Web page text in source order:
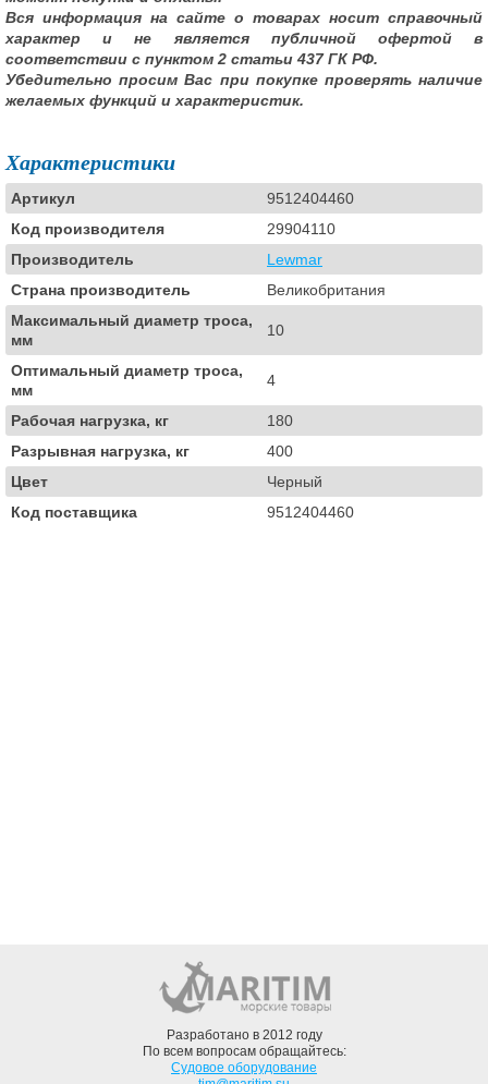
Вся информация на сайте о товарах носит справочный
характер и не является публичной офертой в
соответствии с пунктом 2 статьи 437 ГК РФ.
Убедительно просим Вас при покупке проверять наличие
желаемых функций и характеристик.
Характеристики
Артикул
9512404460
Код производителя
29904110
Производитель
Lewmar
Страна производитель
Великобритания
Максимальный диаметр троса,
мм
10
Оптимальный диаметр троса,
мм
4
Рабочая нагрузка, кг
180
Разрывная нагрузка, кг
400
Цвет
Черный
Код поставщика
9512404460
Разработано в 2012 году
По всем вопросам обращайтесь:
Судовое оборудование